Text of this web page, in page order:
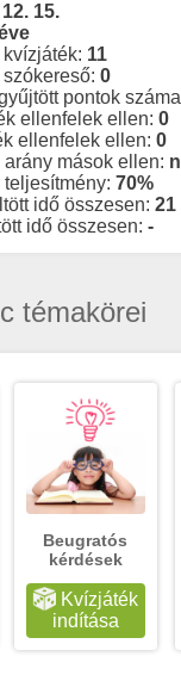
15.
11
0
pontok
ellenfelek ellen: 0
ellenfelek ellen: 0
mások ellen:
70%
idő összesen: 21
idő összesen: -
témakörei
Beugratós
kérdések
Kvízjáték
indítása